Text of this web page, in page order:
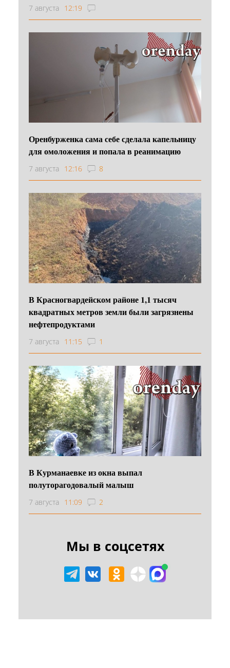
7 августа 12:19
Оренбурженка сама себе сделала капельницу
для омоложения и попала в реанимацию
7 августа 12:16 8
В Красногвардейском районе 1,1 тысяч
квадратных метров земли были загрязнены
нефтепродуктами
7 августа 11:15 1
В Курманаевке из окна выпал
полуторагодовалый малыш
7 августа 11:09 2
Мы в соцсетях